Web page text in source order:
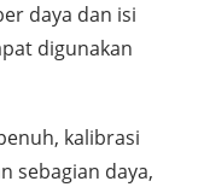
daya dan isi
digunakan
kalibrasi
sebagian daya,